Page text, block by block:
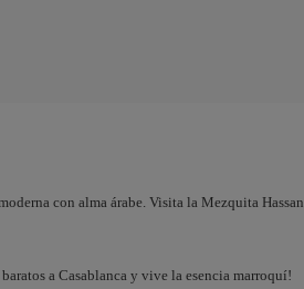
con alma árabe. Visita la Mezquita Hassan
a Casablanca y vive la esencia marroquí!